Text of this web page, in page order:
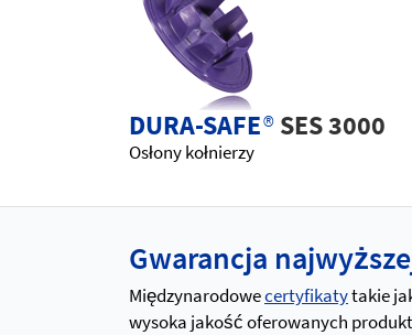
DURA-SAFE®SES 3000
Osłony kołnierzy
Gwarancja
Międzynarodowecertyfikatytakie
wysoka jakość oferowanych